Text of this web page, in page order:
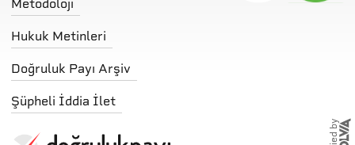
Metodoloji
Hukuk Metinleri
Doğruluk Payı Arşiv
Şüpheli İddia İlet